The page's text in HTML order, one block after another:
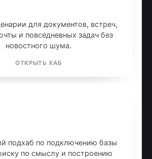
для документов, встреч,
и повседневных задач без
новостного шума.
ОТКРЫТЬ ХАБ
подхаб по подключению базы
по смыслу и построению